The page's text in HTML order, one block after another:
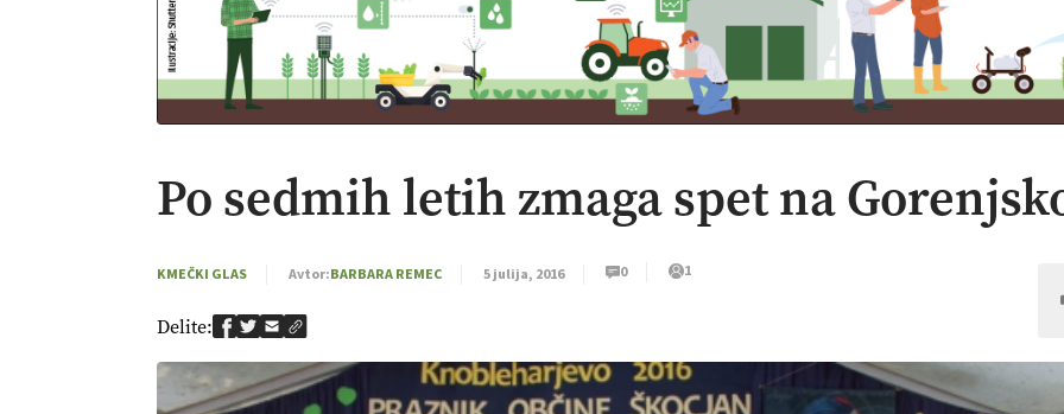
Po sedmih letih zmaga spet na
KMEČKI GLAS Avtor:BARBARA REMEC 5 julija, 2016 0 1
Delite: